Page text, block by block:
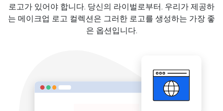
로고가 있어야 합니다. 당신의 라이벌로부터. 우리가 제공하
는 메이크업 로고 컬렉션은 그러한 로고를 생성하는 가장 좋
은 옵션입니다.